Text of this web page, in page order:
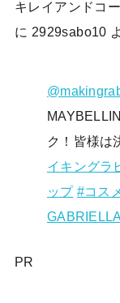
キレイアンドコ
に 2929sabo10
ク！皆様は
イキングラ
ップ #コス
GABRIELLA
PR